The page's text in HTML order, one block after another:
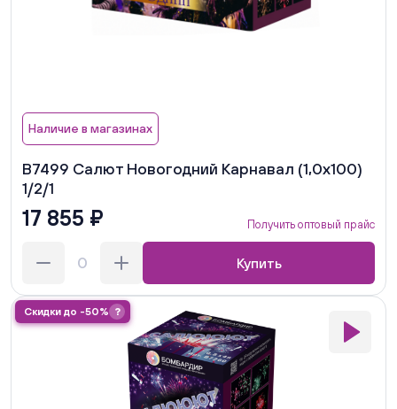
Наличие в магазинах
В7499 Салют Новогодний Карнавал (1,0х100)
1/2/1
17 855 ₽ Получить оптовый прайс
Купить
Скидки до -50% ?